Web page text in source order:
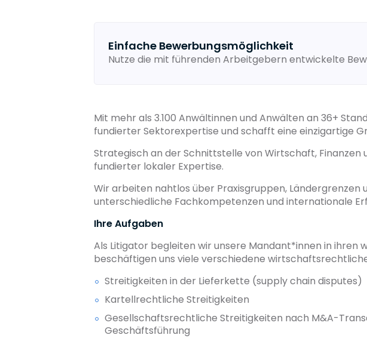
Einfache Bewerbungsmöglichkeit
Nutze die mit führenden Arbeitgebern entwickelte
Mit mehr als 3.100 Anwältinnen und Anwälten an 36+
fundierter Sektorexpertise und schafft eine einzigartige
Strategisch an der Schnittstelle von Wirtschaft,
fundierter lokaler Expertise.
Wir arbeiten nahtlos über Praxisgruppen, Ländergrenzen
unterschiedliche Fachkompetenzen und internationale
Ihre Aufgaben
Als Litigator begleiten wir unsere Mandant*innen in ihren
beschäftigen uns viele verschiedene
Streitigkeiten in der Lieferkette (supply chain disputes)
Kartellrechtliche Streitigkeiten
Gesellschaftsrechtliche Streitigkeiten nach M&A-
Geschäftsführung